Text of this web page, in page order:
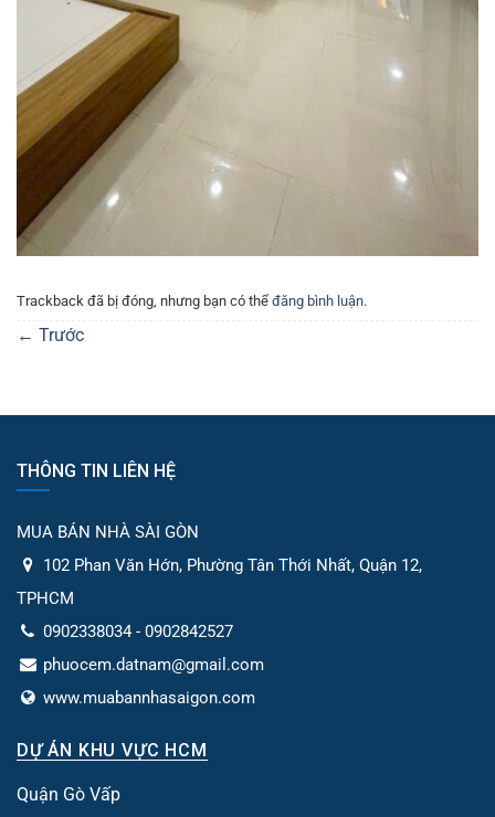
Trackback đã bị đóng, nhưng bạn có thể đăng bình luận.
← Trước
THÔNG TIN LIÊN HỆ
MUA BÁN NHÀ SÀI GÒN
102 Phan Văn Hớn, Phường Tân Thới Nhất, Quận 12,
TPHCM
0902338034 - 0902842527
phuocem.datnam@gmail.com
www.muabannhasaigon.com
DỰ ÁN KHU VỰC HCM
Quận Gò Vấp